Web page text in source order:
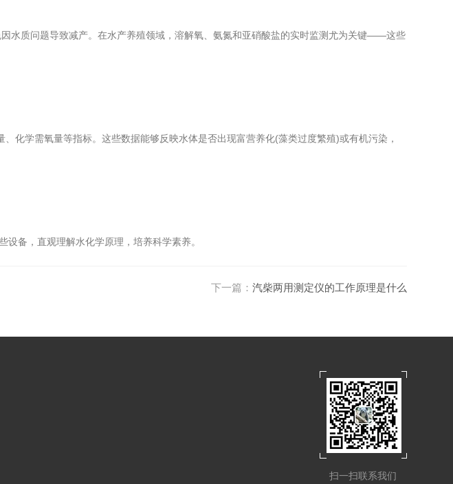
质问题导致减产。在水产养殖领域，溶解氧、氨氮和亚硝酸盐的实时监测尤为关键——这些
、化学需氧量等指标。这些数据能够反映水体是否出现富营养化(藻类过度繁殖)或有机污染，
备，直观理解水化学原理，培养科学素养。
下一篇： 汽柴两用测定仪的工作原理是什么
扫一扫联系我们